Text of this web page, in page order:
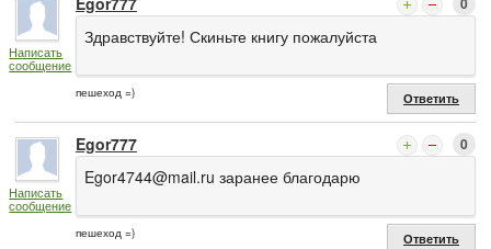
Написать
сообщение
Здравствуйте! Скиньте книгу пожалуйста
пешеход =) Ответить
Написать
сообщение
Egor777 0
Egor4744@mail.ru заранее благодарю
пешеход =) Ответить